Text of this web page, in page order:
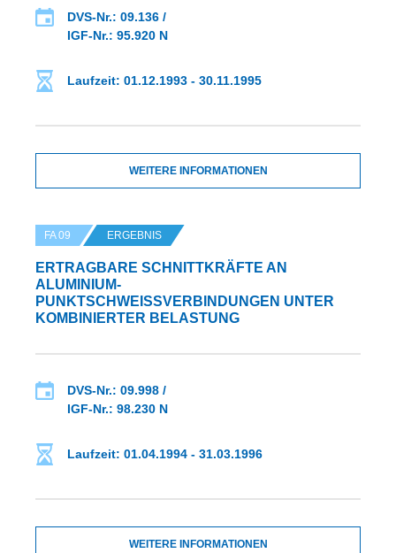
DVS-Nr.: 09.136 /
IGF-Nr.: 95.920 N
Laufzeit: 01.12.1993 - 30.11.1995
WEITERE INFORMATIONEN
FA 09 ERGEBNIS
ERTRAGBARE SCHNITTKRÄFTE AN
ALUMINIUM-
PUNKTSCHWEISSVERBINDUNGEN UNTER K
OMBINIERTER BELASTUNG
DVS-Nr.: 09.998 /
IGF-Nr.: 98.230 N
Laufzeit: 01.04.1994 - 31.03.1996
WEITERE INFORMATIONEN